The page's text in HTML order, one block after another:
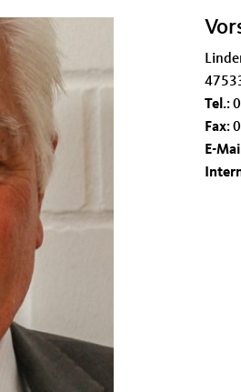
Tel .:
Fax:
E-Mail